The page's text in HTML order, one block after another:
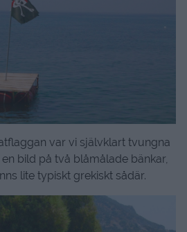
var vi självklart tvungna
bild på två blåmålade bänkar,
lite typiskt grekiskt sådär.